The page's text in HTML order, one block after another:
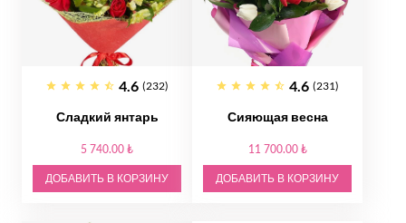
4.6 (232)
Сладкий янтарь
5 740.00 ₺
ДОБАВИТЬ В КОРЗИНУ
4.6 (231)
Сияющая весна
11 700.00 ₺
ДОБАВИТЬ В КОРЗИНУ